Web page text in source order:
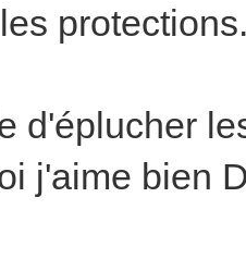
d'éplucher
j'aime bien